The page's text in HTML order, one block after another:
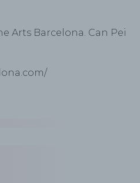
Arts Barcelona. Can Pei